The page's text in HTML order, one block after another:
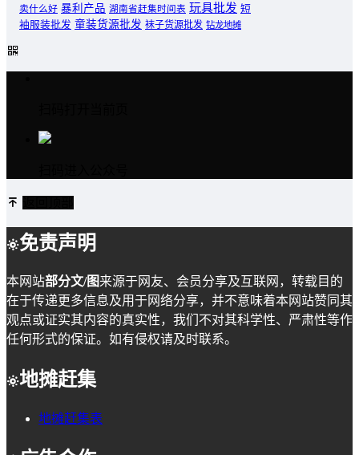
卖什么好 暴利产品 湖南省赶集时间表 玩具批发 短
袖服装批发 童装货源批发 袜子货源批发 钻龙地摊
免责声明
本网站部分文/图来源于网友、会员分享及互联网，转载目的
在于传递更多信息及用于网络分享，并不意味着本网站赞同其
观点或证实其内容的真实性，我们不对其科学性、严肃性等作
任何形式的保证。如有侵权请及时联系。
地摊赶集
地摊赶集表